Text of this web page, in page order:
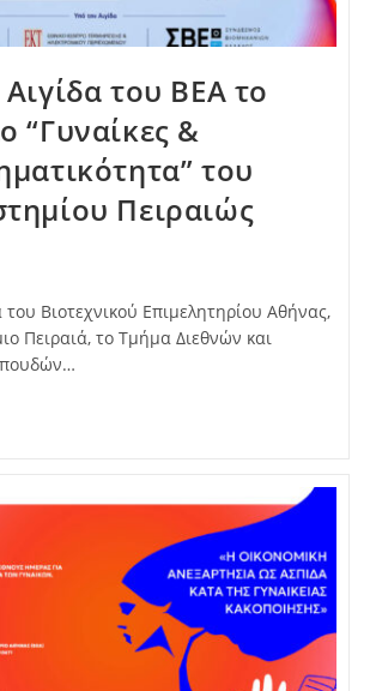
του ΒΕΑ το
“Γυναίκες &
του
Πειραιώς
του Βιοτεχνικού Επιμελητηρίου Αθήνας,
Πειραιά, το Τμήμα Διεθνών και